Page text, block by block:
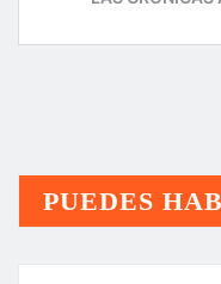
PUEDES